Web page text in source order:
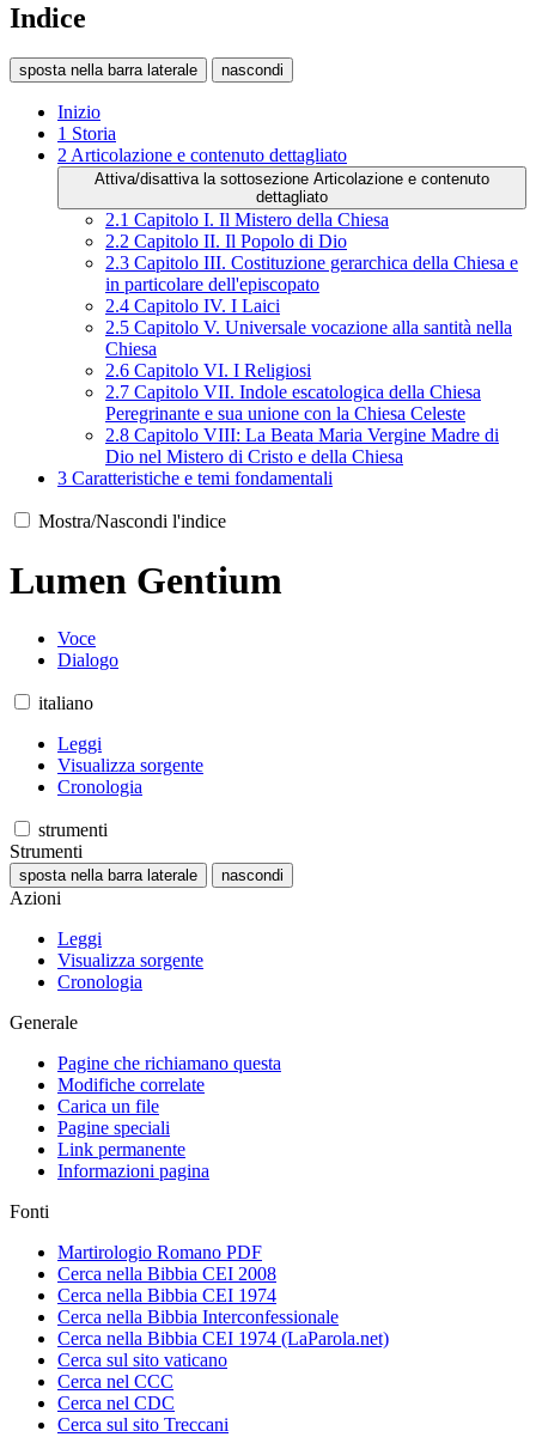
Indice
sposta nella barra laterale nascondi
Inizio
1 Storia
2Articolazione e contenuto dettagliato
Attiva/disattiva la sottosezione Articolazione e contenuto
dettagliato
2.1 Capitolo I. Il Mistero della Chiesa
2.2 Capitolo II. Il Popolo di Dio
2.3 Capitolo III. Costituzione gerarchica della Chiesa e
in particolare dell'episcopato
2.4 Capitolo IV. I Laici
2.5 Capitolo V. Universale vocazione alla santità nella
Chiesa
2.6 Capitolo VI. I Religiosi
2.7 Capitolo VII. Indole escatologica della Chiesa
Peregrinante e sua unione con la Chiesa Celeste
2.8 Capitolo VIII: La Beata Maria Vergine Madre di
Dio nel Mistero di Cristo e della Chiesa
3 Caratteristiche e temi fondamentali
Mostra/Nascondi l'indice
Lumen Gentium
Voce
Dialogo
italiano
Leggi
Visualizza sorgente
Cronologia
strumenti
Strumenti
sposta nella barra laterale nascondi
Azioni
Leggi
Visualizza sorgente
Cronologia
Generale
Pagine che richiamano questa
Modifiche correlate
Carica un file
Pagine speciali
Link permanente
Informazioni pagina
Fonti
Martirologio Romano PDF
Cerca nella Bibbia CEI 2008
Cerca nella Bibbia CEI 1974
Cerca nella Bibbia Interconfessionale
Cerca nella Bibbia CEI 1974 (LaParola.net)
Cerca sul sito vaticano
Cerca nel CCC
Cerca nel CDC
Cerca sul sito Treccani